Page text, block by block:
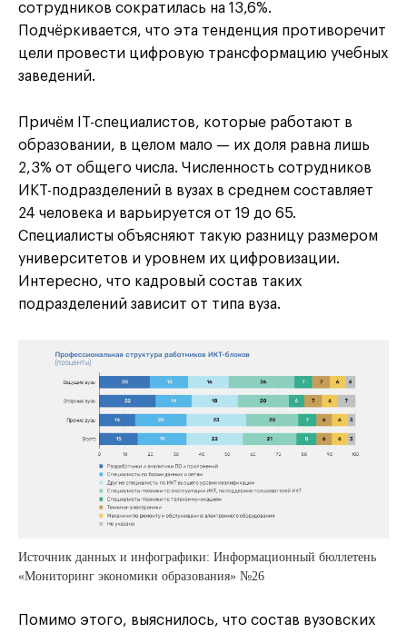
сотрудников сократилась на 13,6%.
Подчёркивается, что эта тенденция противоречит
цели провести цифровую трансформацию учебных
заведений.
Причём IT-специалистов, которые работают в
образовании, в целом мало — их доля равна лишь
2,3% от общего числа. Численность сотрудников
ИКТ-подразделений в вузах в среднем составляет
24 человека и варьируется от 19 до 65.
Специалисты объясняют такую разницу размером
университетов и уровнем их цифровизации.
Интересно, что кадровый состав таких
подразделений зависит от типа вуза.
Источник данных и инфографики: Информационный бюллетень
«Мониторинг экономики образования» №26
Помимо этого, выяснилось, что состав вузовских